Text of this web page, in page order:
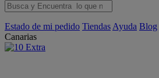
Estado de mi pedido Tiendas Ayuda Blog
Canarias